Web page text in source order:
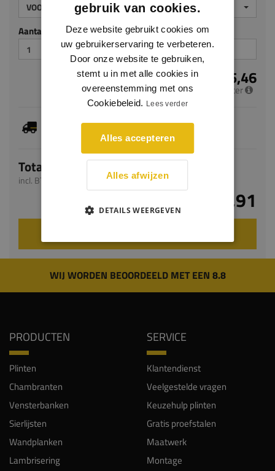
VOORGELAKT
Aantal stuks
€ 5,46
per meter
Dit artikel is voorradig, de verwachte levertijd
bedraagt 1-3 werkdagen
Totaal
incl. BTW
€ 10,91
WIJ WORDEN BEOORDEELD MET EEN 8.8
PRODUCTEN
Plinten
Chambranten
Vensterbanken
Sierlijsten
Wandplanken
Lambrisering
SERVICE
Klantendienst
Veelgestelde vragen
Keuzehulp plinten
Gratis proefstalen
Maatwerk
Montage
gebruik van cookies.
Deze website gebruikt cookies om
uw gebruikerservaring te verbeteren.
Door onze website te gebruiken,
stemt u in met alle cookies in
overeenstemming met ons
Cookiebeleid. Lees verder
Alles accepteren
Alles afwijzen
DETAILS WEERGEVEN